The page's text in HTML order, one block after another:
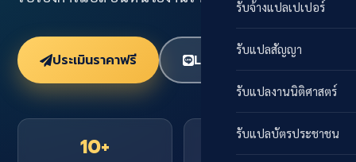
รับจ้างแปลเปเปอร์
รับแปลสัญญา
รับแปลงานนิติศาสตร์
รับแปลบัตรประชาชน
ประเมินราคาฟรี LINE @tfind
10+ 20,000+